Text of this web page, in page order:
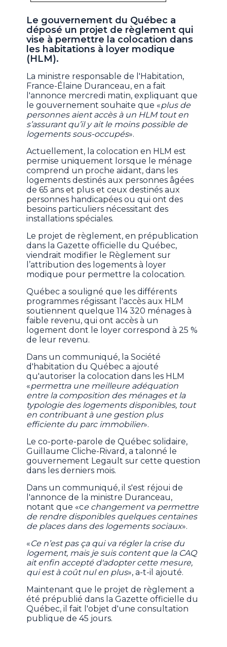
Le gouvernement du Québec a
déposé un projet de règlement qui
vise à permettre la colocation dans
les habitations à loyer modique
(HLM).
La ministre responsable de l'Habitation,
France-Élaine Duranceau, en a fait
l'annonce mercredi matin, expliquant que
le gouvernement souhaite que «plus de
personnes aient accès à un HLM tout en
s’assurant qu’il y ait le moins possible de
logements sous-occupés».
Actuellement, la colocation en HLM est
permise uniquement lorsque le ménage
comprend un proche aidant, dans les
logements destinés aux personnes âgées
de 65 ans et plus et ceux destinés aux
personnes handicapées ou qui ont des
besoins particuliers nécessitant des
installations spéciales.
Le projet de règlement, en prépublication
dans la Gazette officielle du Québec,
viendrait modifier le Règlement sur
l’attribution des logements à loyer
modique pour permettre la colocation.
Québec a souligné que les différents
programmes régissant l'accès aux HLM
soutiennent quelque 114 320 ménages à
faible revenu, qui ont accès à un
logement dont le loyer correspond à 25 %
de leur revenu.
Dans un communiqué, la Société
d'habitation du Québec a ajouté
qu'autoriser la colocation dans les HLM
«permettra une meilleure adéquation
entre la composition des ménages et la
typologie des logements disponibles, tout
en contribuant à une gestion plus
efficiente du parc immobilier».
Le co-porte-parole de Québec solidaire,
Guillaume Cliche-Rivard, a talonné le
gouvernement Legault sur cette question
dans les derniers mois.
Dans un communiqué, il s'est réjoui de
l'annonce de la ministre Duranceau,
notant que «ce changement va permettre
de rendre disponibles quelques centaines
de places dans des logements sociaux».
«Ce n’est pas ça qui va régler la crise du
logement, mais je suis content que la CAQ
ait enfin accepté d'adopter cette mesure,
qui est à coût nul en plus», a-t-il ajouté.
Maintenant que le projet de règlement a
été prépublié dans la Gazette officielle du
Québec, il fait l'objet d'une consultation
publique de 45 jours.